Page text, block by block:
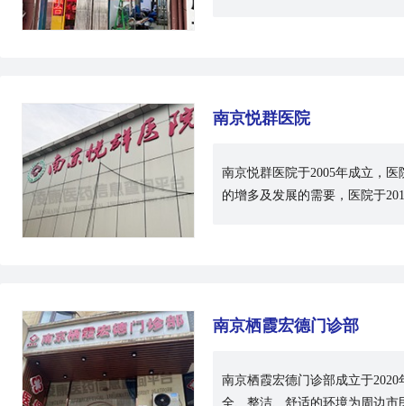
南京悦群医院
南京悦群医院于2005年成立，
的增多及发展的需要，医院于
南京栖霞宏德门诊部
南京栖霞宏德门诊部成立于
全、整洁、舒适的环境为周边